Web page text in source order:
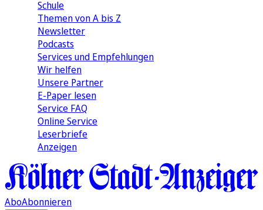
Schule
Themen von A bis Z
Newsletter
Podcasts
Services und Empfehlungen
Wir helfen
Unsere Partner
E-Paper lesen
Service FAQ
Online Service
Leserbriefe
Anzeigen
AboAbonnieren